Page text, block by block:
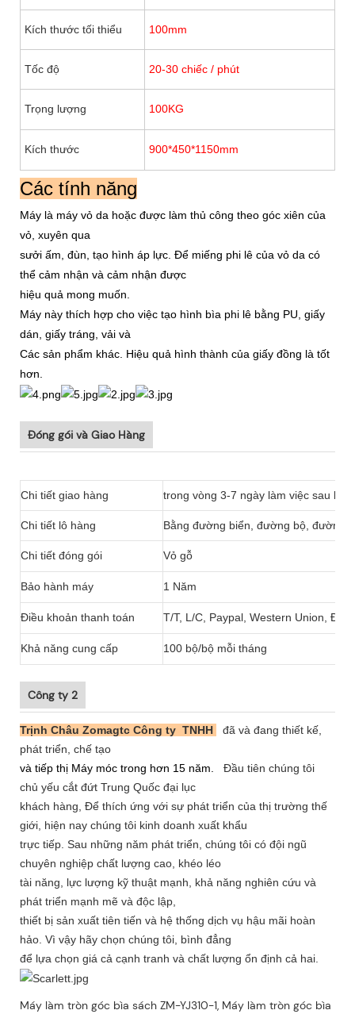
Kích thước tối thiểu 100mm
Tốc độ 20-30 chiếc / phút
Trọng lượng 100KG
Kích thước 900*450*1150mm
Các tính năng
Máy là máy vỏ da hoặc được làm thủ công theo góc xiên của
vỏ, xuyên qua
sưởi ấm, đùn, tạo hình áp lực. Để miếng phi lê của vỏ da có
thể cảm nhận và cảm nhận được
hiệu quả mong muốn.
Máy này thích hợp cho việc tạo hình bìa phi lê bằng PU, giấy
dán, giấy tráng, vải và
Các sản phẩm khác. Hiệu quả hình thành của giấy đồng là tốt
hơn.
Đóng gói và Giao Hàng
Chi tiết giao hàng trong vòng 3-7 ngày làm việc sau
Chi tiết lô hàng Bằng đường biển, đường bộ, đường
Chi tiết đóng gói Vỏ gỗ
Bảo hành máy 1 Năm
Điều khoản thanh toán T/T, L/C, Paypal, Western Union,
Khả năng cung cấp 100 bộ/bộ mỗi tháng
Công ty 2
Trịnh Châu Zomagtc Công ty TNHH
đã và đang thiết kế,
phát triển, chế tạo
và tiếp thị Máy móc trong hơn 15 năm.
Đầu tiên chúng tôi
chủ yếu cắt đứt Trung Quốc đại lục
khách hàng, Để thích ứng với sự phát triển của thị trường thế
giới, hiện nay chúng tôi kinh doanh xuất khẩu
trực tiếp. Sau những năm phát triển, chúng tôi có đội ngũ
chuyên nghiệp chất lượng cao, khéo léo
tài năng, lực lượng kỹ thuật mạnh, khả năng nghiên cứu và
phát triển mạnh mẽ và độc lập,
thiết bị sản xuất tiên tiến và hệ thống dịch vụ hậu mãi hoàn
hảo. Vì vậy hãy chọn chúng tôi, bình đẳng
để lựa chọn giá cả cạnh tranh và chất lượng ổn định cả hai.
Máy làm tròn góc bìa sách ZM-YJ310-1, Máy làm tròn góc bìa